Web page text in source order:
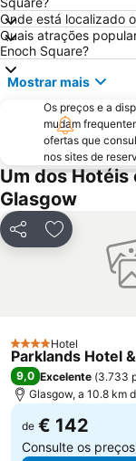
Blair Drummond Safari and
Onde está localizado
Quais atrações
Enoch Square?
Mostrar mais
Os preços e a
mudam
ofertas que
nos sites de
Um dos
Glasgow
PartilharAdicionar
4 Estrelas
Hotel
Parklands Hotel
9,0 Excelente (3.733
Glasgow, a 10.8 km
de € 142
Consulte os